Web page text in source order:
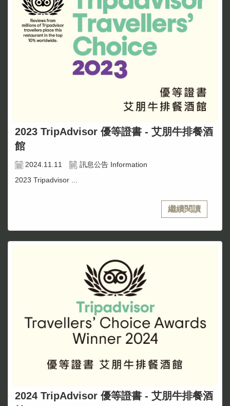
2023 TripAdvisor 優等證書 - 艾朋牛排餐酒
館
2024.11.11
訊息公告 Information
2023 Tripadvisor ...
繼續閱讀
2024 TripAdvisor 優等證書 - 艾朋牛排餐酒